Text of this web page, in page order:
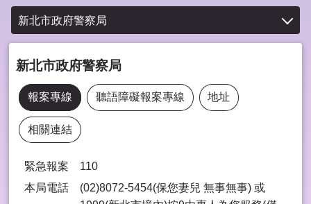
新北市政府警察局
新北市政府警察局
報案專線 聽語障礙報案專線 地址
相關連結
緊急報案
110
本局電話
(02)8072-5454(保您妻兒 無事無事) 或